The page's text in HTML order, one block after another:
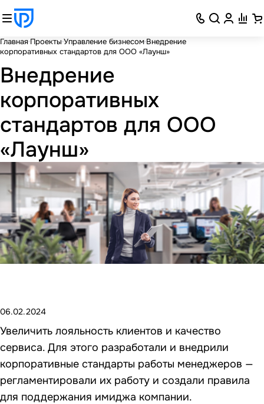
Главная Проекты Управление бизнесом Внедрение
корпоративных стандартов для ООО «Лаунш»
Внедрение
корпоративных
стандартов для ООО
«Лаунш»
06.02.2024
Увеличить лояльность клиентов и качество
сервиса. Для этого разработали и внедрили
корпоративные стандарты работы менеджеров —
регламентировали их работу и создали правила
для поддержания имиджа компании.